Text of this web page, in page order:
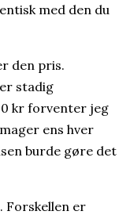
med den du
den pris.
stadig
kr forventer jeg
ens hver
burde gøre det
Forskellen er